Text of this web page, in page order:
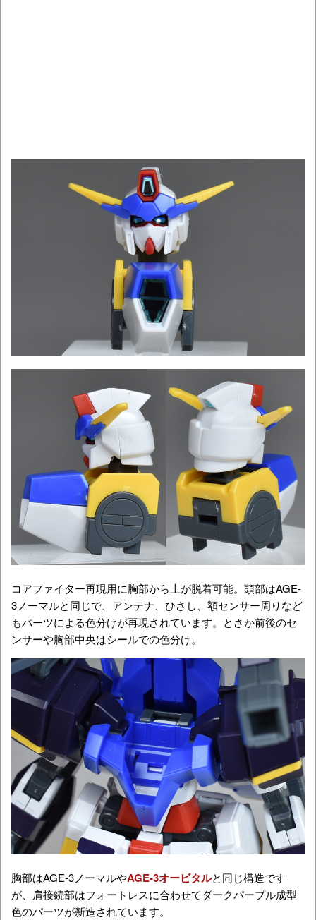
コアファイター再現用に胸部から上が脱着可能。頭部はAGE-
3ノーマルと同じで、アンテナ、ひさし、額センサー周りなど
もパーツによる色分けが再現されています。とさか前後のセ
ンサーや胸部中央はシールでの色分け。
胸部はAGE-3ノーマルやAGE-3オービタルと同じ構造です
が、肩接続部はフォートレスに合わせてダークパープル成型
色のパーツが新造されています。